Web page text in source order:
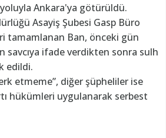
Ankara'ya götürüldü.
Asayiş Şubesi Gasp Büro
tamamlanan Ban, önceki gün
savcıya ifade verdikten sonra sulh
edildi.
etmeme”, diğer şüpheliler ise
hükümleri uygulanarak serbest